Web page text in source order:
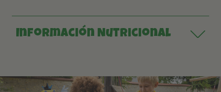
Información Nutricional